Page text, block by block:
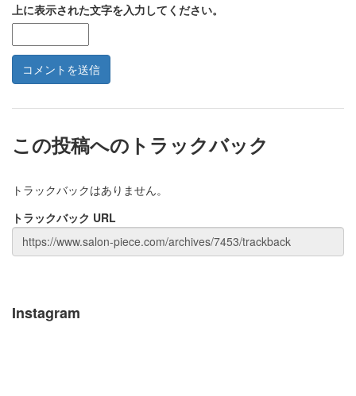
上に表示された文字を入力してください。
この投稿へのトラックバック
トラックバックはありません。
トラックバック URL
Instagram